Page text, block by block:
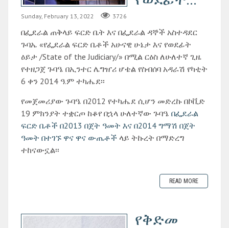
Sunday, February 13, 2022 3726
በፌደራል ጠቅላይ ፍርድ ቤት እና በፌደራል ዳኞች አስተዳደር
ጉባኤ «የፌደራል ፍርድ ቤቶች አሁናዊ ሁኔታ እና የወደፊት
ዕይታ /State of the Judiciary/» በሚል ርዕስ ለሁለተኛ ጊዜ
የተዘጋጀ ጉባዔ በኢንተር ሌግዠሪ ሆቴል የስብሰባ አዳራሽ የካቲት
6 ቀን 2014 ዓ.ም ተካሔደ፡፡
የመጀመሪያው ጉባዔ በ2012 የተካሔደ ሲሆን መድረኩ በኮቪድ
19 ምክንያት ተቋርጦ ከቆየ በኋላ ሁለተኛው ጉባዔ በፌደራል
ፍርድ ቤቶች በ2013 በጀት ዓመት እና በ2014 ግማሽ በጀት
ዓመት በተገኙ ዋና ዋና ውጤቶች ላይ ትኩረት በማድረግ
ተከናውኗል፡፡
READ MORE
የቅድመ